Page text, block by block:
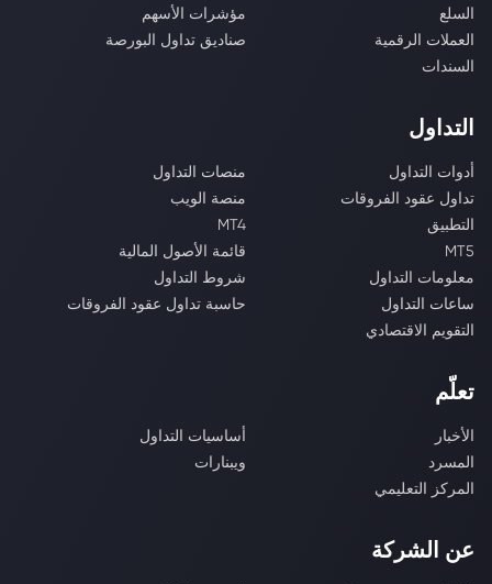
السلع
مؤشرات الأسهم
العملات الرقمية
صناديق تداول البورصة
السندات
التداول
أدوات التداول
منصات التداول
تداول عقود الفروقات
منصة الويب
التطبيق
MT4
MT5
قائمة الأصول المالية
معلومات التداول
شروط التداول
ساعات التداول
حاسبة تداول عقود الفروقات
التقويم الاقتصادي
تعلّم
الأخبار
أساسيات التداول
المسرد
ويبنارات
المركز التعليمي
عن الشركة